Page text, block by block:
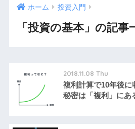
ホーム 投資入門
「投資の基本」の記事
2018.11.08 Thu
複利計算で10年後に
秘密は「複利」にあ